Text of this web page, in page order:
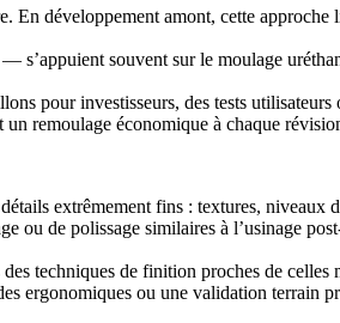
En développement amont, cette
— s’appuient souvent sur le moulage
pour investisseurs, des tests utilisateurs
remoulage économique à chaque
extrêmement fins : textures, niveaux
ou de polissage similaires à l’usinage
techniques de finition proches de celles
ergonomiques ou une validation terrain